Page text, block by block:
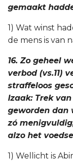
gemaakt
1) Wat winst
de mens is van
16. Zo geheel
verbod (vs.11)
straffeloos
Izaak: Trek
geworden dan
zó
alzo het
1) Wellicht is